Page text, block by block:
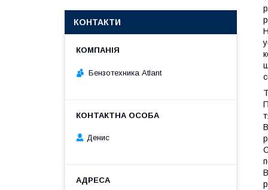
КОНТАКТИ
Бензотехника Atlant
Денис